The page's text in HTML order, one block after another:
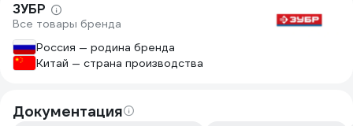
ЗУБР
Все товары бренда
Россия — родина бренда
Китай — страна производства
Документация